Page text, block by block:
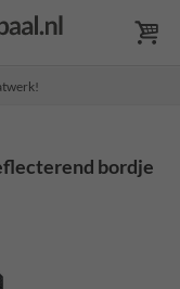
bordje